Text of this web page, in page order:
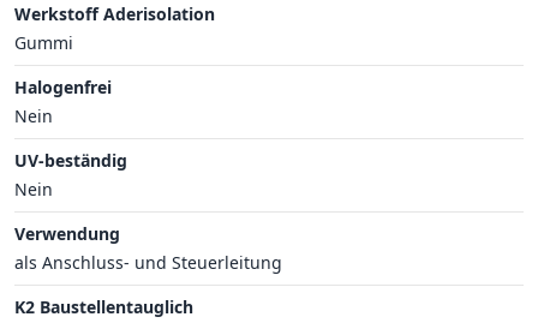
Werkstoff Aderisolation
Gummi
Halogenfrei
Nein
UV-beständig
Nein
Verwendung
als Anschluss- und Steuerleitung
K2 Baustellentauglich